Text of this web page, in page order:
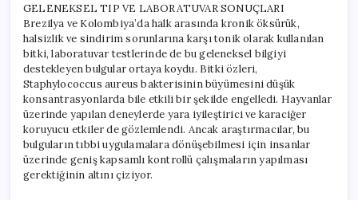
GELENEKSEL TIP VE LABORATUVAR SONUÇLARI
Brezilya ve Kolombiya’da halk arasında kronik öksürük,
halsizlik ve sindirim sorunlarına karşı tonik olarak kullanılan
bitki, laboratuvar testlerinde de bu geleneksel bilgiyi
destekleyen bulgular ortaya koydu. Bitki özleri,
Staphylococcus aureus bakterisinin büyümesini düşük
konsantrasyonlarda bile etkili bir şekilde engelledi. Hayvanlar
üzerinde yapılan deneylerde yara iyileştirici ve karaciğer
koruyucu etkiler de gözlemlendi. Ancak araştırmacılar, bu
bulguların tıbbi uygulamalara dönüşebilmesi için insanlar
üzerinde geniş kapsamlı kontrollü çalışmaların yapılması
gerektiğinin altını çiziyor.